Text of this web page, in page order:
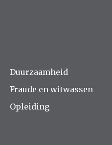
Duurzaamheid
Fraude en witwassen
Opleiding